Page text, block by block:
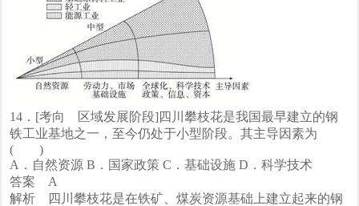
14．[考向 区域发展阶段]四川攀枝花是我国最早建立的钢
铁工业基地之一，至今仍处于小型阶段。其主导因素为
( )
A．自然资源 B．国家政策 C．基础设施 D．科学技术
答案 A
解析 四川攀枝花是在铁矿、煤炭资源基础上建立起来的钢